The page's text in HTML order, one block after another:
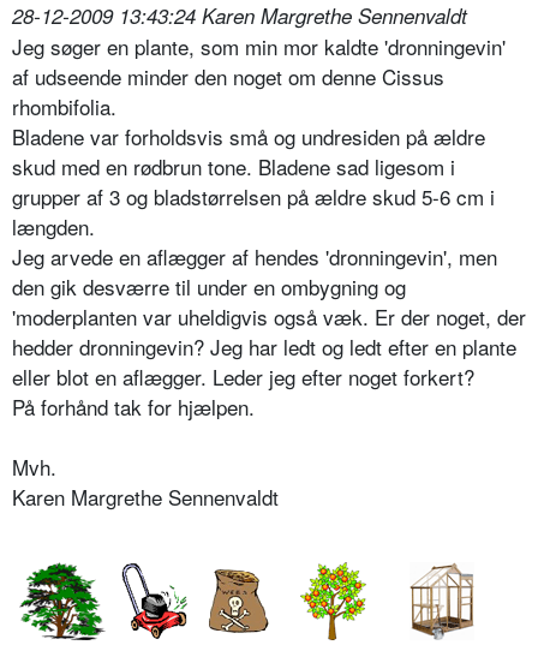
28-12-2009 13:43:24 Karen Margrethe Sennenvaldt
Jeg søger en plante, som min mor kaldte 'dronningevin'
af udseende minder den noget om denne Cissus
rhombifolia.
Bladene var forholdsvis små og undresiden på ældre
skud med en rødbrun tone. Bladene sad ligesom i
grupper af 3 og bladstørrelsen på ældre skud 5-6 cm i
længden.
Jeg arvede en aflægger af hendes 'dronningevin', men
den gik desværre til under en ombygning og
'moderplanten var uheldigvis også væk. Er der noget, der
hedder dronningevin? Jeg har ledt og ledt efter en plante
eller blot en aflægger. Leder jeg efter noget forkert?
På forhånd tak for hjælpen.
Mvh.
Karen Margrethe Sennenvaldt